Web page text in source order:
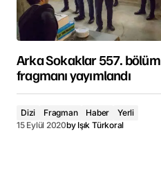
Arka Sokaklar 557. bölüm
fragmanı yayımlandı
Dizi Fragman Haber
Yerli
15 Eylül 2020by Işık Türkoral